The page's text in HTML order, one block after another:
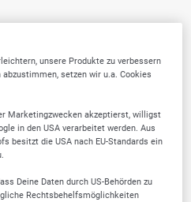
unsere Produkte zu verbessern
setzen wir u.a. Cookies
Marketingzwecken akzeptierst, willigst
in den USA verarbeitet werden. Aus
besitzt die USA nach EU-Standards ein
Deine Daten durch US-Behörden zu
Rechtsbehelfsmöglichkeiten